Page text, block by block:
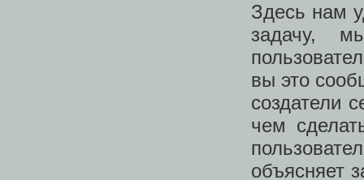
Здесь нам
задачу,
вы это
создатели
чем
объясняет